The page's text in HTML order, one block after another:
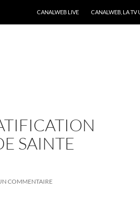
CANALWEB LIVE CANALWEB, LA TV
SAINTE
COMMENTAIRE